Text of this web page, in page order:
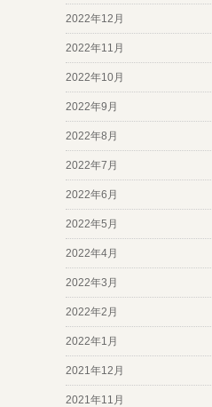
2022年12月
2022年11月
2022年10月
2022年9月
2022年8月
2022年7月
2022年6月
2022年5月
2022年4月
2022年3月
2022年2月
2022年1月
2021年12月
2021年11月